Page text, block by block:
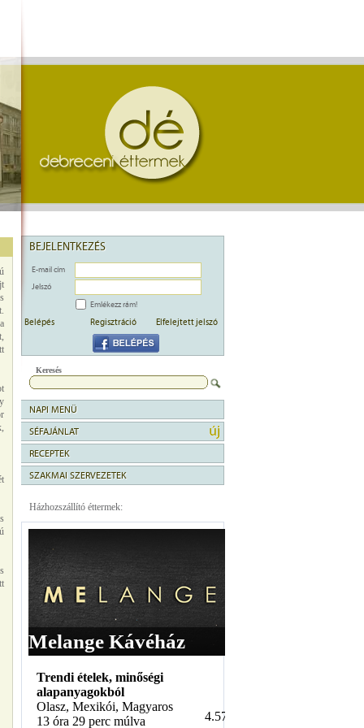
BEJELENTKEZÉS
E-mail cím
Jelszó
Emlékezz rám!
Belépés Regisztráció Elfelejtett jelszó
Keresés
NAPI MENÜ
SÉFAJÁNLAT
RECEPTEK
SZAKMAI SZERVEZETEK
Házhozszállító éttermek: